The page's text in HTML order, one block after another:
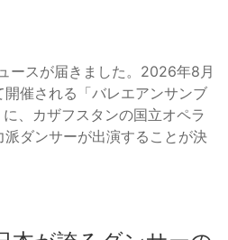
ースが届きました。2026年8月
催される「バレエアンサンブ
、カザフスタンの国立オペラ
ダンサーが出演することが決